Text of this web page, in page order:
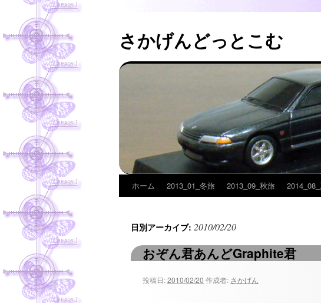
さかげんどっとこむ
ン
ホーム 2013_01_冬旅 2013_09_秋旅
日別アーカイブ: 2010/02/20
おぞん君あんどGraphite君
投稿日:2010/02/20 作成者: さかげん